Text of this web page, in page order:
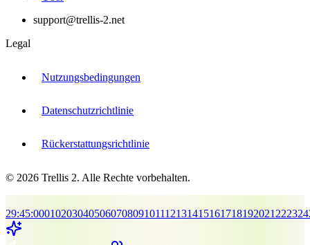
support@trellis-2.net
Legal
Nutzungsbedingungen
Datenschutzrichtlinie
Rückerstattungsrichtlinie
© 2026 Trellis 2. Alle Rechte vorbehalten.
29:45:00010203040506070809101112131415161718192021 222324